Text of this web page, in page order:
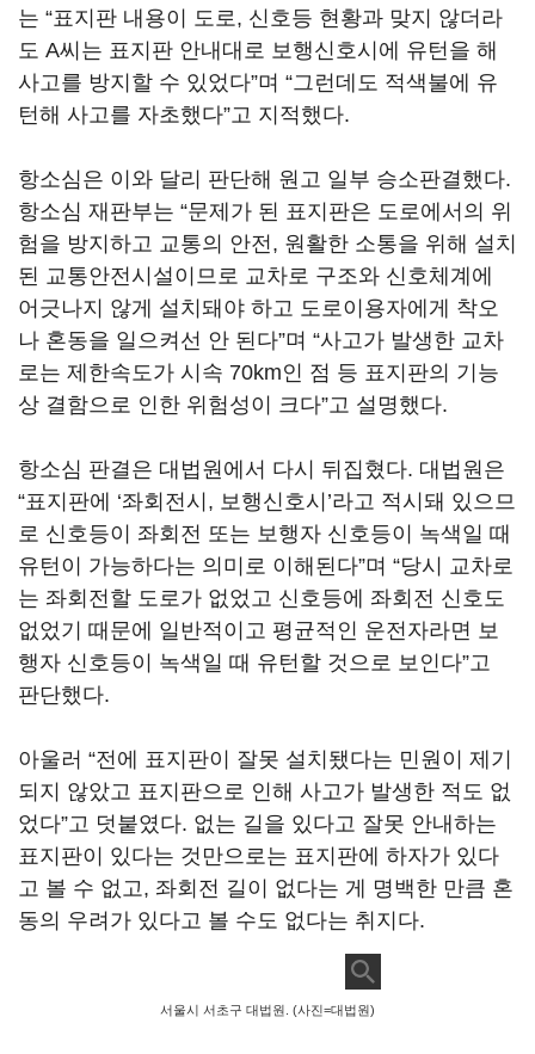
는 “표지판 내용이 도로, 신호등 현황과 맞지 않더라
도 A씨는 표지판 안내대로 보행신호시에 유턴을 해
사고를 방지할 수 있었다”며 “그런데도 적색불에 유
턴해 사고를 자초했다”고 지적했다.
항소심은 이와 달리 판단해 원고 일부 승소판결했다.
항소심 재판부는 “문제가 된 표지판은 도로에서의 위
험을 방지하고 교통의 안전, 원활한 소통을 위해 설치
된 교통안전시설이므로 교차로 구조와 신호체계에
어긋나지 않게 설치돼야 하고 도로이용자에게 착오
나 혼동을 일으켜선 안 된다”며 “사고가 발생한 교차
로는 제한속도가 시속 70km인 점 등 표지판의 기능
상 결함으로 인한 위험성이 크다”고 설명했다.
항소심 판결은 대법원에서 다시 뒤집혔다. 대법원은
“표지판에 ‘좌회전시, 보행신호시’라고 적시돼 있으므
로 신호등이 좌회전 또는 보행자 신호등이 녹색일 때
유턴이 가능하다는 의미로 이해된다”며 “당시 교차로
는 좌회전할 도로가 없었고 신호등에 좌회전 신호도
없었기 때문에 일반적이고 평균적인 운전자라면 보
행자 신호등이 녹색일 때 유턴할 것으로 보인다”고
판단했다.
아울러 “전에 표지판이 잘못 설치됐다는 민원이 제기
되지 않았고 표지판으로 인해 사고가 발생한 적도 없
었다”고 덧붙였다. 없는 길을 있다고 잘못 안내하는
표지판이 있다는 것만으로는 표지판에 하자가 있다
고 볼 수 없고, 좌회전 길이 없다는 게 명백한 만큼 혼
동의 우려가 있다고 볼 수도 없다는 취지다.
서울시 서초구 대법원. (사진=대법원)